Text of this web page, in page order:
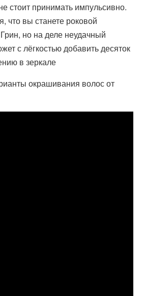
стоит принимать импульсивно.
что вы станете роковой
но на деле неудачный
с лёгкостью добавить десяток
в зеркале
окрашивания волос от